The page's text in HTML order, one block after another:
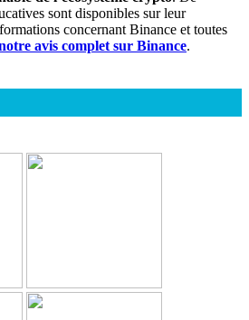
sont disponibles sur leur
concernant Binance et toutes
avis complet sur Binance.